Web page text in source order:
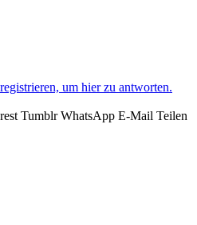
um hier zu antworten.
Tumblr WhatsApp E-Mail Teilen